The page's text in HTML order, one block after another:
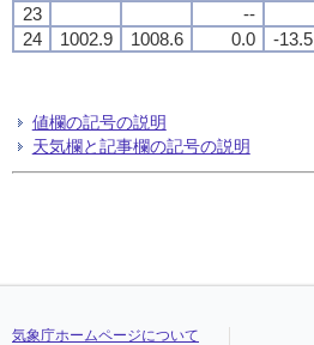
23
--
24
1002.9 1008.6 0.0 -13.5
値欄の記号の説明
天気欄と記事欄の記号の説明
気象庁ホームページについて